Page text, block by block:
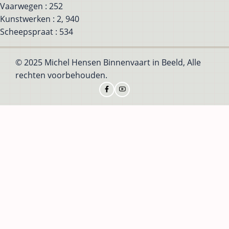
Vaarwegen : 252
Kunstwerken : 2, 940
Scheepspraat : 534
© 2025 Michel Hensen Binnenvaart in Beeld, Alle
rechten voorbehouden.